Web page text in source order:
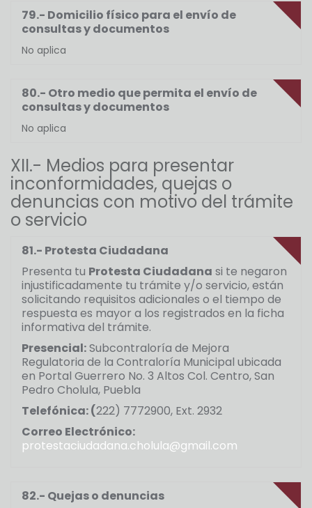
79.- Domicilio físico para el envío de
consultas y documentos
No aplica
80.- Otro medio que permita el envío de
consultas y documentos
No aplica
XII.- Medios para presentar
inconformidades, quejas o
denuncias con motivo del trámite
o servicio
81.- Protesta Ciudadana
Presenta tu Protesta Ciudadana si te negaron
injustificadamente tu trámite y/o servicio, están
solicitando requisitos adicionales o el tiempo de
respuesta es mayor a los registrados en la ficha
informativa del trámite.
Presencial:Subcontraloría de Mejora
Regulatoria de la Contraloría Municipal ubicada
en Portal Guerrero No. 3 Altos Col. Centro, San
Pedro Cholula, Puebla
Telefónica: (222) 7772900, Ext. 2932
Correo Electrónico:
protestaciudadana.cholula@gmail.com
82.- Quejas o denuncias